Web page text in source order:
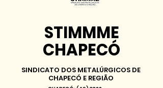
STIMMME
CHAPECÓ
SINDICATO DOS METALÚRGICOS DE
CHAPECÓ E REGIÃO